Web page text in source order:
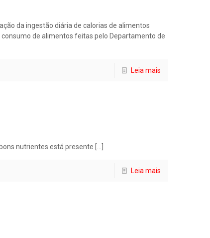
da ingestão diária de calorias de alimentos
de alimentos feitas pelo Departamento de
Leia mais
nutrientes está presente […]
Leia mais